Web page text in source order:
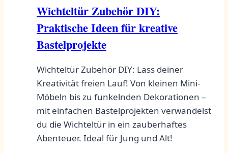
Wichteltür Zubehör DIY:
Praktische Ideen für kreative
Bastelprojekte
Wichteltür Zubehör DIY: Lass deiner
Kreativität freien Lauf! Von kleinen Mini-
Möbeln bis zu funkelnden Dekorationen –
mit einfachen Bastelprojekten verwandelst
du die Wichteltür in ein zauberhaftes
Abenteuer. Ideal für Jung und Alt!